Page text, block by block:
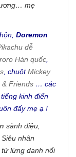
mẹ
Doremon
dễ
Hàn quốc
, chuộtMickey
& Friends … các
kinh điển
đấy mẹ ạ !
sành điệu,
, Siêu nhân
lừng danh nổi